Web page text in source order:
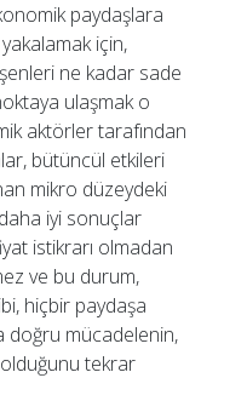
paydaşlara
için,
ne kadar sade
ulaşmak o
aktörler tarafından
bütüncül etkileri
mikro düzeydeki
iyi sonuçlar
istikrarı olmadan
ve bu durum,
hiçbir paydaşa
doğru mücadelenin,
olduğunu tekrar